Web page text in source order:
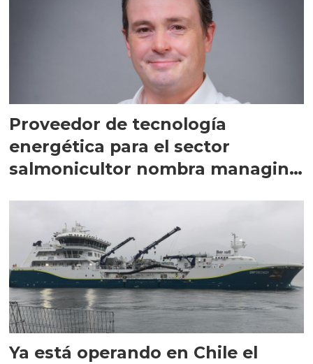
Proveedor de tecnología
energética para el sector
salmonicultor nombra managing
Ya está operando en Chile el